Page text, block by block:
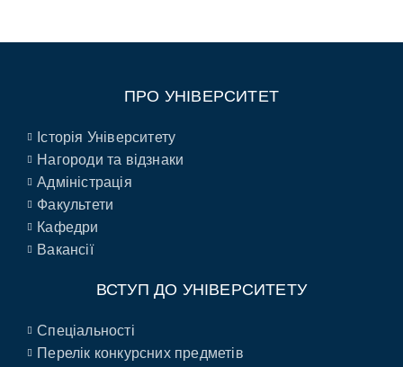
ПРО УНІВЕРСИТЕТ
Історія Університету
Нагороди та відзнаки
Адміністрація
Факультети
Кафедри
Вакансії
ВСТУП ДО УНІВЕРСИТЕТУ
Спеціальності
Перелік конкурсних предметів